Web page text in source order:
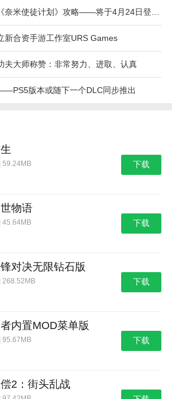
新合资手游工作室URS Games
夫大师称赞：非常努力、进取、认真
版本或随下一个DLC同步推出
59.24MB 下载
物语
45.64MB 下载
对决无限钻石版
268.52MB 下载
内置MOD菜单版
95.67MB 下载
2：街头乱战